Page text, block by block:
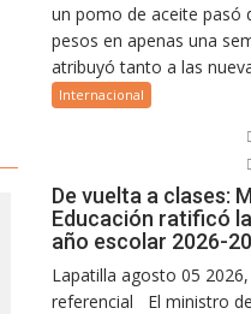
un pomo de aceite pasó
pesos en apenas una
atribuyó tanto a las
Internacional
De vuelta a clases:
Educación ratificó
año escolar 2026-
Lapatilla agosto 05
referencial El ministro